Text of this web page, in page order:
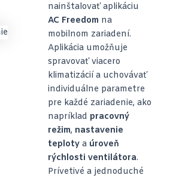
nainštalovať aplikáciu
AC Freedom na
mobilnom zariadení.
Aplikácia umožňuje
spravovať viacero
klimatizácií a uchovávať
individuálne parametre
pre každé zariadenie, ako
napríklad pracovný
režim, nastavenie
teploty a úroveň
rýchlosti ventilátora.
Prívetivé a jednoduché